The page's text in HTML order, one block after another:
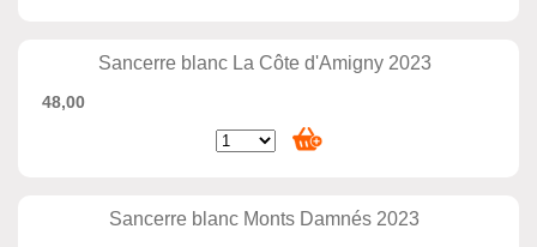
Sancerre blanc La Côte d'Amigny 2023
48,00
Sancerre blanc Monts Damnés 2023